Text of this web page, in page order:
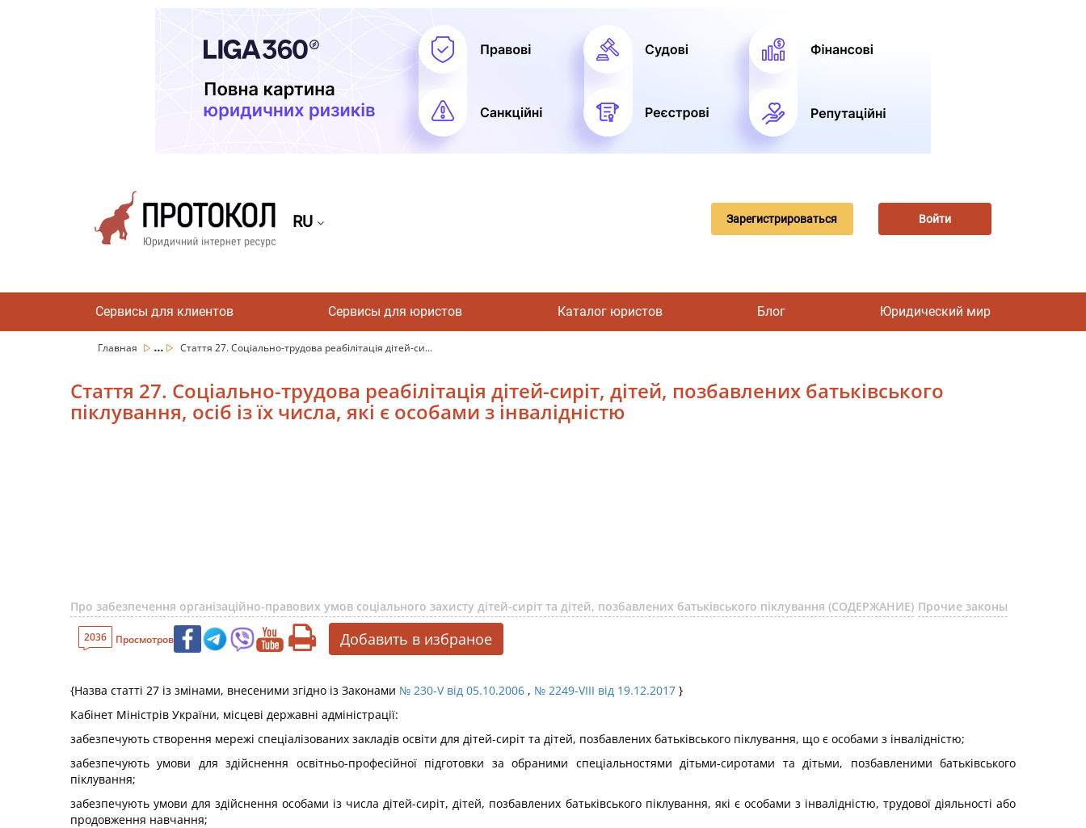
RU Зарегистрироваться Войти
Сервисы для клиентов Сервисы для юристов Каталог юристов Блог Юридический мир
Главная ... Стаття 27. Соціально-трудова реабілітація дітей-си...
Стаття 27. Соціально-трудова реабілітація дітей-сиріт, дітей, позбавлених батьківського
піклування, осіб із їх числа, які є особами з інвалідністю
Про забезпечення організаційно-правових умов соціального захисту дітей-сиріт та дітей, позбавлених батьківського піклування (СОДЕРЖАНИЕ) Прочие законы
2036 Просмотров Добавить в избраное
{Назва статті 27 із змінами, внесеними згідно із Законами № 230-V від 05.10.2006 , № 2249-VIII від 19.12.2017 }
Кабінет Міністрів України, місцеві державні адміністрації:
забезпечують створення мережі спеціалізованих закладів освіти для дітей-сиріт та дітей, позбавлених батьківського піклування, що є особами з інвалідністю;
забезпечують умови для здійснення освітньо-професійної підготовки за обраними спеціальностями дітьми-сиротами та дітьми, позбавленими батьківського
піклування;
забезпечують умови для здійснення особами із числа дітей-сиріт, дітей, позбавлених батьківського піклування, які є особами з інвалідністю, трудової діяльності або
продовження навчання;